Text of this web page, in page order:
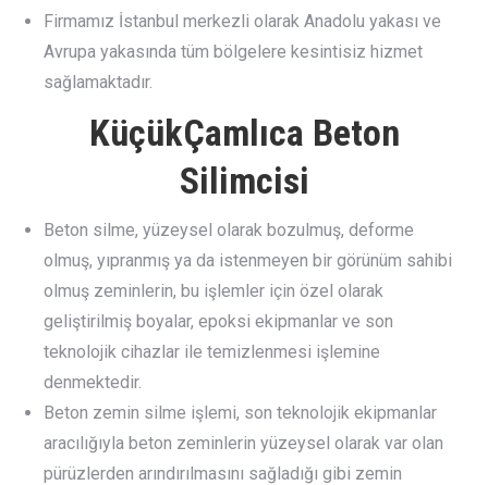
Firmamız İstanbul merkezli olarak Anadolu yakası ve
Avrupa yakasında tüm bölgelere kesintisiz hizmet
sağlamaktadır.
KüçükÇamlıca Beton
Silimcisi
Beton silme, yüzeysel olarak bozulmuş, deforme
olmuş, yıpranmış ya da istenmeyen bir görünüm sahibi
olmuş zeminlerin, bu işlemler için özel olarak
geliştirilmiş boyalar, epoksi ekipmanlar ve son
teknolojik cihazlar ile temizlenmesi işlemine
denmektedir.
Beton zemin silme işlemi, son teknolojik ekipmanlar
aracılığıyla beton zeminlerin yüzeysel olarak var olan
pürüzlerden arındırılmasını sağladığı gibi zemin